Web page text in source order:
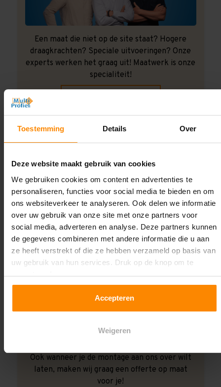
Toestemming Details Over
Deze website maakt gebruik van cookies
We gebruiken cookies om content en advertenties te
personaliseren, functies voor social media te bieden en om
ons websiteverkeer te analyseren. Ook delen we informatie
over uw gebruik van onze site met onze partners voor
social media, adverteren en analyse. Deze partners kunnen
de gegevens combineren met andere informatie die u aan
ze heeft verstrekt of die ze hebben verzameld op basis van
uw gebruik van hun services. Druk op de knop om te
accepteren!
Accepteren
Weigeren
Een maat die niet op de site staat? Hogere
draagkrachten? Speciale uitvoeringen? Onze
experts werken het graag uit! Maatwerk is onze
specialiteit!
Montage uitbesteden?
Ook wanneer je de montage aan ons over wilt
laten, maken wij graag een offerte op maat
voor je!